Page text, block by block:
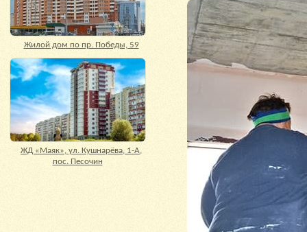
Жилой дом по пр. Победы, 59
ЖД «Маяк», ул. Кушнарёва, 1-А,
пос. Песочин